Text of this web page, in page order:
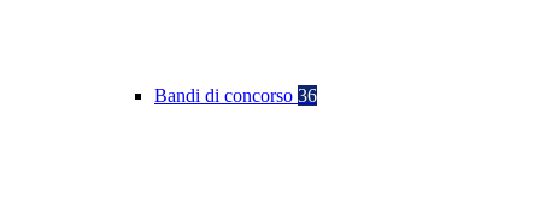
Bandi di concorso 36